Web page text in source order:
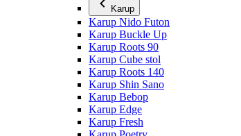
Karup
Karup Nido Futon
Karup Buckle Up
Karup Roots 90
Karup Cube stol
Karup Roots 140
Karup Shin Sano
Karup Bebop
Karup Edge
Karup Fresh